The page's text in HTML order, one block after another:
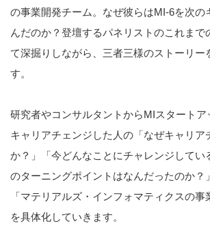
の事業開発チーム。なぜ彼らはMI-6を次の
んだのか？登壇するパネリストのこれまで
て深掘りしながら、三者三様のストーリー
す。
研究者やコンサルタントからMIスタート
キャリアチェンジした人の「なぜキャリア
か？」「今どんなことにチャレンジしてい
のターニングポイントはなんだったのか？
「マテリアルズ・インフォマティクスの事
を具体化していきます。